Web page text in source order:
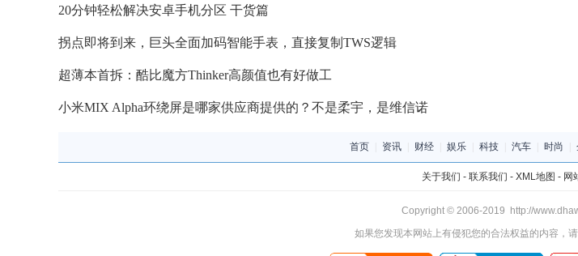
20分钟轻松解决安卓手机分区 干货篇
拐点即将到来，巨头全面加码智能手表，直接复制TWS逻辑
超薄本首拆：酷比魔方Thinker高颜值也有好做工
小米MIX Alpha环绕屏是哪家供应商提供的？不是柔宇，是维信诺
首页 资讯 财经 娱乐 科技 汽车 时尚
关于我们 - 联系我们 - XML地图 - 网
Copyright © 2006-2019 http://
如果您发现本网站上有侵犯您的合法权益的内容，